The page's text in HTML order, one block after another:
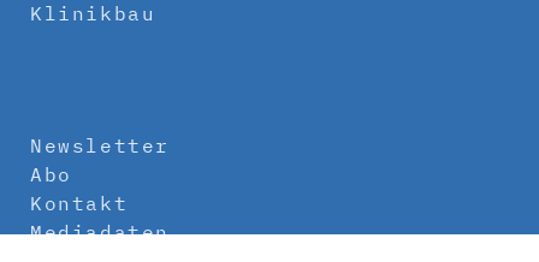
Klinikbau
Newsletter
Abo
Kontakt
Mediadaten